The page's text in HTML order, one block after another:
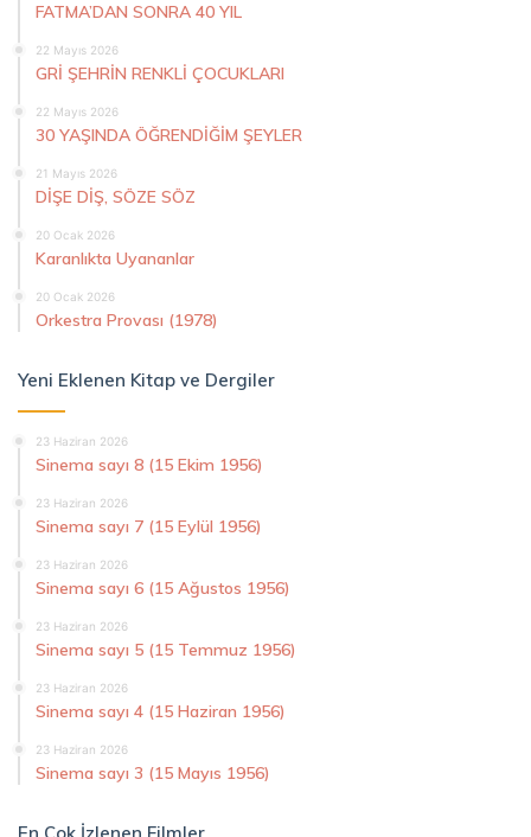
FATMA’DAN SONRA 40 YIL
22 Mayıs 2026
GRİ ŞEHRİN RENKLİ ÇOCUKLARI
22 Mayıs 2026
30 YAŞINDA ÖĞRENDİĞİM ŞEYLER
21 Mayıs 2026
DİŞE DİŞ, SÖZE SÖZ
20 Ocak 2026
Karanlıkta Uyananlar
20 Ocak 2026
Orkestra Provası (1978)
Yeni Eklenen Kitap ve Dergiler
23 Haziran 2026
Sinema sayı 8 (15 Ekim 1956)
23 Haziran 2026
Sinema sayı 7 (15 Eylül 1956)
23 Haziran 2026
Sinema sayı 6 (15 Ağustos 1956)
23 Haziran 2026
Sinema sayı 5 (15 Temmuz 1956)
23 Haziran 2026
Sinema sayı 4 (15 Haziran 1956)
23 Haziran 2026
Sinema sayı 3 (15 Mayıs 1956)